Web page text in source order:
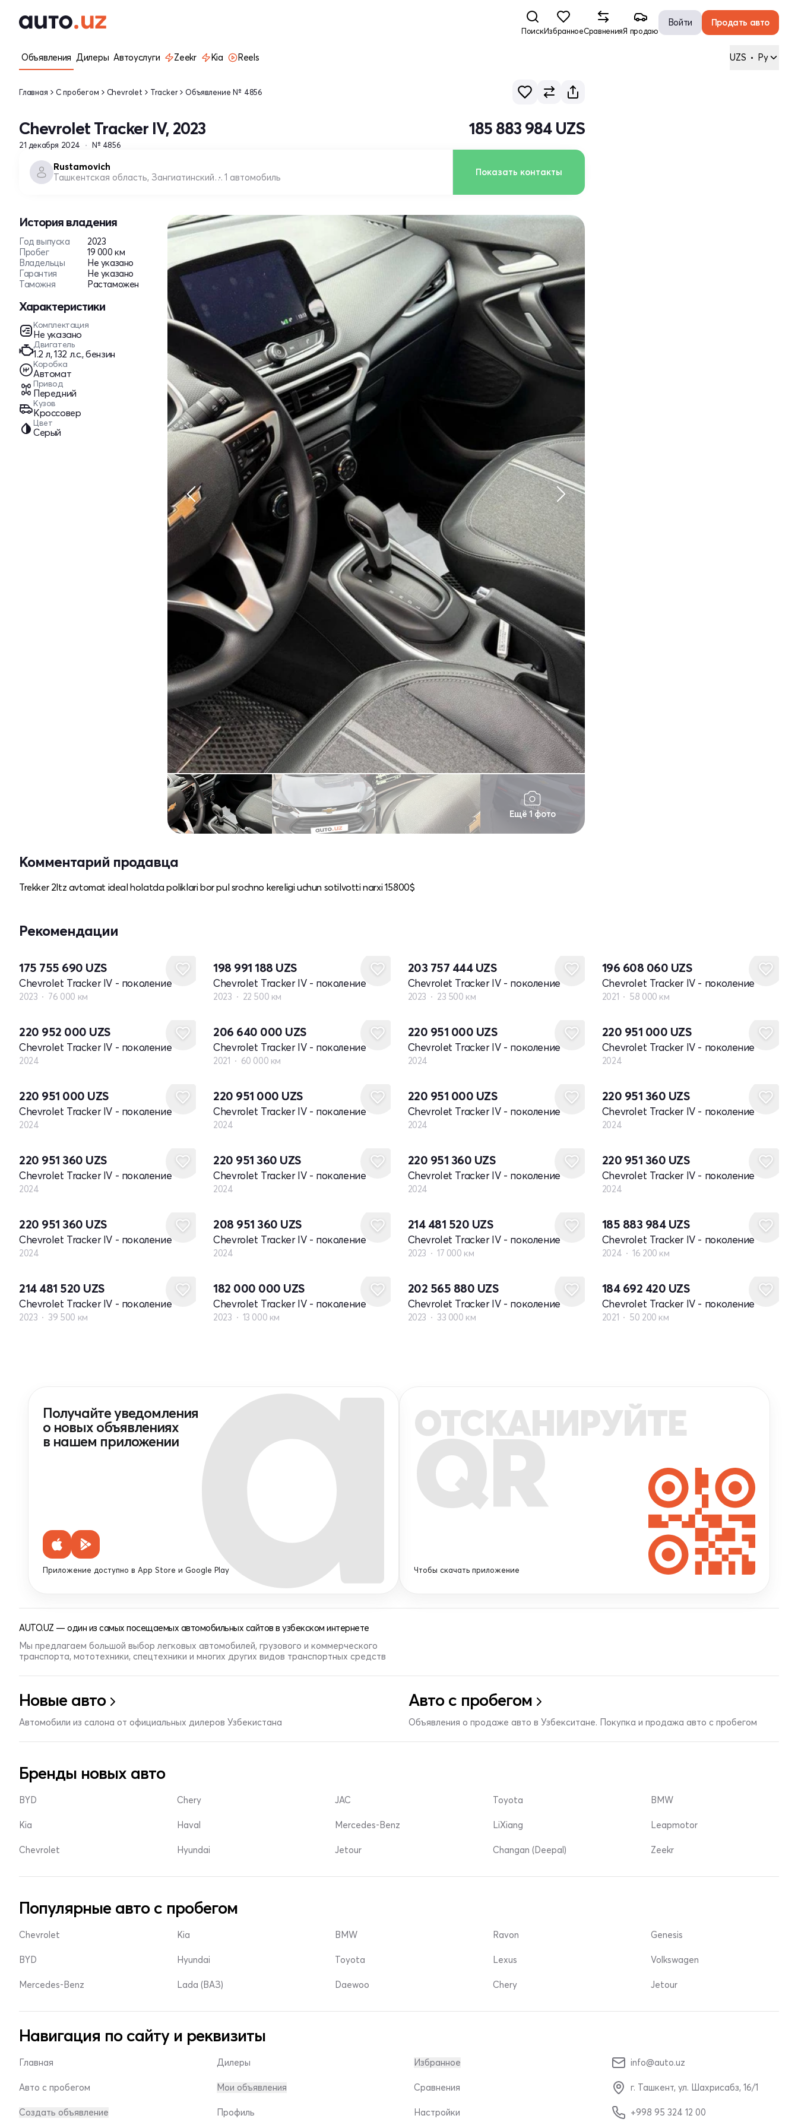
ПоискИзбранноеСравненияЯ продаю
Войти Продать авто
Объявления Дилеры Автоуслуги Zeekr Kia Reels UZS • Ру
Главная С пробегом Chevrolet Tracker Объявление № 4856
Chevrolet Tracker IV, 2023
21 декабря 2024 № 4856
185 883 984 UZS
Rustamovich
Ташкентская область, Зангиатинский район 1 автомобиль Показать контакты
История владения
Год выпуска
2023
Пробег
19 000 км
Владельцы
Не указано
Гарантия
Не указано
Таможня
Растаможен
Характеристики
Комплектация
Не указано
Двигатель
1.2 л, 132 л.с., бензин
Коробка
Автомат
Привод
Передний
Кузов
Кроссовер
Цвет
Серый
Ещё 1 фото
Комментарий продавца
Trekker 2ltz avtomat ideal holatda poliklari bor pul srochno kereligi uchun sotilvotti narxi 15800$
Рекомендации
175 755 690 UZS
Chevrolet Tracker IV - поколение
2023 76 000 км
198 991 188 UZS
Chevrolet Tracker IV - поколение
2023 22 500 км
203 757 444 UZS
Chevrolet Tracker IV - поколение
2023 23 500 км
196 608 060 UZS
Chevrolet Tracker IV - поколение
2021 58 000 км
220 952 000 UZS
Chevrolet Tracker IV - поколение
2024
206 640 000 UZS
Chevrolet Tracker IV - поколение
2021 60 000 км
220 951 000 UZS
Chevrolet Tracker IV - поколение
2024
220 951 000 UZS
Chevrolet Tracker IV - поколение
2024
220 951 000 UZS
Chevrolet Tracker IV - поколение
2024
220 951 000 UZS
Chevrolet Tracker IV - поколение
2024
220 951 000 UZS
Chevrolet Tracker IV - поколение
2024
220 951 360 UZS
Chevrolet Tracker IV - поколение
2024
220 951 360 UZS
Chevrolet Tracker IV - поколение
2024
220 951 360 UZS
Chevrolet Tracker IV - поколение
2024
220 951 360 UZS
Chevrolet Tracker IV - поколение
2024
220 951 360 UZS
Chevrolet Tracker IV - поколение
2024
220 951 360 UZS
Chevrolet Tracker IV - поколение
2024
208 951 360 UZS
Chevrolet Tracker IV - поколение
2024
214 481 520 UZS
Chevrolet Tracker IV - поколение
2023 17 000 км
185 883 984 UZS
Chevrolet Tracker IV - поколение
2024 16 200 км
214 481 520 UZS
Chevrolet Tracker IV - поколение
2023 39 500 км
182 000 000 UZS
Chevrolet Tracker IV - поколение
2023 13 000 км
202 565 880 UZS
Chevrolet Tracker IV - поколение
2023 33 000 км
184 692 420 UZS
Chevrolet Tracker IV - поколение
2021 50 200 км
Получайте уведомления
о новых объявлениях
в нашем приложении
Приложение доступно в App Store и Google Play
ОТСКАНИРУЙТЕ
QR
Чтобы скачать приложение
AUTO.UZ — один из самых посещаемых автомобильных сайтов в узбекском интернете
Мы предлагаем большой выбор легковых автомобилей, грузового и коммерческого
транспорта, мототехники, спецтехники и многих других видов транспортных средств
Новые авто
Автомобили из салона от официальных дилеров Узбекистана
Авто с пробегом
Объявления о продаже авто в Узбекситане. Покупка и продажа авто с пробегом
Бренды новых авто
BYD
Kia
Chevrolet
Chery
Haval
Hyundai
JAC
Mercedes-Benz
Jetour
Toyota
LiXiang
Changan (Deepal)
BMW
Leapmotor
Zeekr
Популярные авто с пробегом
Chevrolet
BYD
Mercedes-Benz
Kia
Hyundai
Lada (ВАЗ)
BMW
Toyota
Daewoo
Ravon
Lexus
Chery
Genesis
Volkswagen
Jetour
Навигация по сайту и реквизиты
Главная
Авто с пробегом
Создать объявление
Дилеры
Мои объявления
Профиль
Избранное
Сравнения
Настройки
info@auto.uz
г. Ташкент, ул. Шахрисабз, 16/1
+998 95 324 12 00